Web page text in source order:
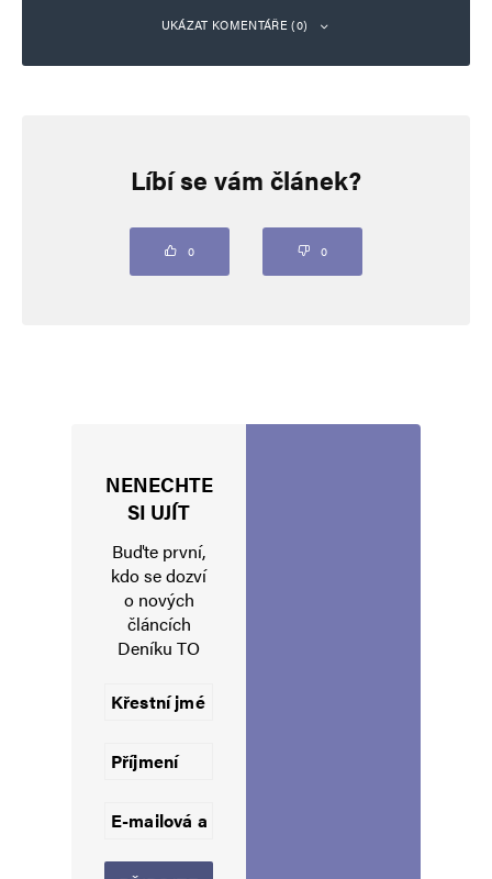
UKÁZAT KOMENTÁŘE (0)
Vaše e-mailová adresa nebude zveřejněna. Vyžadované informace jsou
Uložit do prohlížeče jméno, e-mail a webovou stránku pro budoucí
Informujte mě o nových komentářích e-mailem.
Alternative:
Líbí se vám článek?
0 0
NENECHTE
SI UJÍT
Buďte první,
kdo se dozví
o nových
článcích
Deníku TO